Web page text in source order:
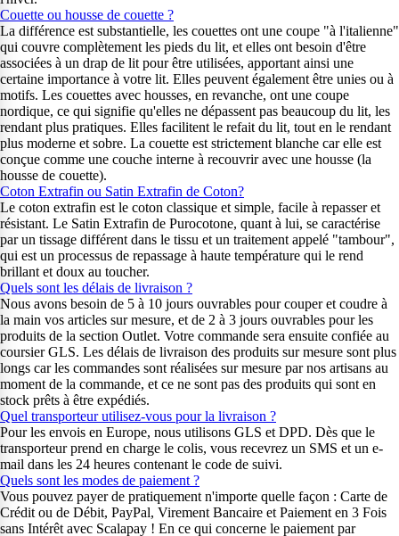
Couette ou housse de couette ?
La différence est substantielle, les couettes ont une coupe "à l'italienne"
qui couvre complètement les pieds du lit, et elles ont besoin d'être
associées à un drap de lit pour être utilisées, apportant ainsi une
certaine importance à votre lit. Elles peuvent également être unies ou à
motifs. Les couettes avec housses, en revanche, ont une coupe
nordique, ce qui signifie qu'elles ne dépassent pas beaucoup du lit, les
rendant plus pratiques. Elles facilitent le refait du lit, tout en le rendant
plus moderne et sobre. La couette est strictement blanche car elle est
conçue comme une couche interne à recouvrir avec une housse (la
housse de couette).
Coton Extrafin ou Satin Extrafin de Coton?
Le coton extrafin est le coton classique et simple, facile à repasser et
résistant. Le Satin Extrafin de Purocotone, quant à lui, se caractérise
par un tissage différent dans le tissu et un traitement appelé "tambour",
qui est un processus de repassage à haute température qui le rend
brillant et doux au toucher.
Quels sont les délais de livraison ?
Nous avons besoin de 5 à 10 jours ouvrables pour couper et coudre à
la main vos articles sur mesure, et de 2 à 3 jours ouvrables pour les
produits de la section Outlet. Votre commande sera ensuite confiée au
coursier GLS. Les délais de livraison des produits sur mesure sont plus
longs car les commandes sont réalisées sur mesure par nos artisans au
moment de la commande, et ce ne sont pas des produits qui sont en
stock prêts à être expédiés.
Quel transporteur utilisez-vous pour la livraison ?
Pour les envois en Europe, nous utilisons GLS et DPD. Dès que le
transporteur prend en charge le colis, vous recevrez un SMS et un e-
mail dans les 24 heures contenant le code de suivi.
Quels sont les modes de paiement ?
Vous pouvez payer de pratiquement n'importe quelle façon : Carte de
Crédit ou de Débit, PayPal, Virement Bancaire et Paiement en 3 Fois
sans Intérêt avec Scalapay ! En ce qui concerne le paiement par